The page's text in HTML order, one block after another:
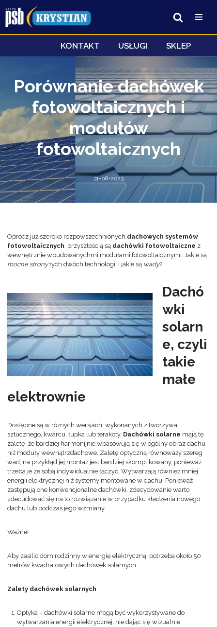
Przejdź
do
KONTAKT USŁUGI SKLEP
Porównanie dachówek
fotowoltaicznych i
modułów
fotowoltaicznych
31-08-2023
Oprócz już szeroko rozpowszechnionych dachowych systemów
fotowoltaicznych, przyszłością są dachówki fotowoltaiczne z
wewnętrznie wbudowanychmi modułami fotowoltaicznymi. Jakie są
mocne stronytych dwóch technologii i jakie są wady?
Dachó
wki
solarn
e, czyli
takie
małe
elektrownie
Dostępne są w różnych wersjach, wykonanych z tworzywa
sztucznego, kwarcu, łupka lub terakoty. Dachówki solarne mają tę
zaletę, że bardziej harmonijnie wpasowują się w ogólny obraz dachu
niż moduły wewnątrzdachowe. Zaletę optyczną równoważy szereg
wad, na przykłąd jej montaż jest bardziej skomplikowany, ponieważ
trzeba je ze sobą indywidualnie łączyć. Wytwarzają również mniej
energii elektrycznej niż systemy montowane w dachu. Ponieważ
zastępują one konwencjonalne dachówki, zdecydowanie warto
zdecudować się na to rozwiązanie w przypadku kładzenia nowego
dachu lub podczas jego wzmiany.
Ważne!
Aby zasilić dom rodzinny w energię elektryczną, potrzeba około 50
metrów kwadratowych dachówek solarnych.
Zalety dachówek solarnych
Optyka – dachówki solarne mogą być wykorzystywane do
wytwarzania energii elektrycznej, nie dając się wizualnie